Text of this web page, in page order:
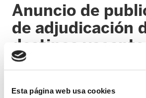
Esta página web usa cookies
Anuncio de
de adjudicación
destinos
libre): Auxiliar de